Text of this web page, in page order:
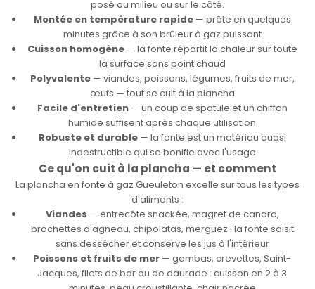
posé au milieu ou sur le côté.
Montée en température rapide— prête en quelques
minutes grâce à son brûleur à gaz puissant
Cuisson homogène— la fonte répartit la chaleur sur toute
la surface sans point chaud
Polyvalente— viandes, poissons, légumes, fruits de mer,
œufs — tout se cuit à la plancha
Facile d'entretien— un coup de spatule et un chiffon
humide suffisent après chaque utilisation
Robuste et durable— la fonte est un matériau quasi
indestructible qui se bonifie avec l'usage
Ce qu'on cuit à la plancha — et comment
La plancha en fonte à gaz Gueuleton excelle sur tous les types
d'aliments :
Viandes — entrecôte snackée, magret de canard,
brochettes d'agneau, chipolatas, merguez : la fonte saisit
sans dessécher et conserve les jus à l'intérieur
Poissons et fruits de mer — gambas, crevettes, Saint-
Jacques, filets de bar ou de daurade : cuisson en 2 à 3